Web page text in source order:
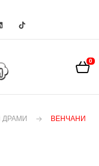
0
ДРАМИ
ВЕНЧАНИ